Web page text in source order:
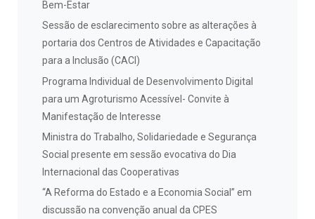
Bem-Estar
Sessão de esclarecimento sobre as alterações à
portaria dos Centros de Atividades e Capacitação
para a Inclusão (CACI)
Programa Individual de Desenvolvimento Digital
para um Agroturismo Acessível- Convite à
Manifestação de Interesse
Ministra do Trabalho, Solidariedade e Segurança
Social presente em sessão evocativa do Dia
Internacional das Cooperativas
“A Reforma do Estado e a Economia Social” em
discussão na convenção anual da CPES